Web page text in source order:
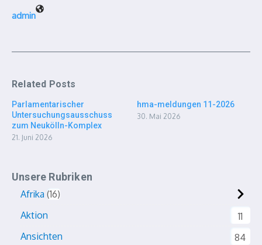
admin
Related Posts
Parlamentarischer
Untersuchungsausschuss
zum Neukölln-Komplex
21. Juni 2026
hma-meldungen 11-2026
30. Mai 2026
Unsere Rubriken
Afrika 16
Aktion
11
Ansichten
84